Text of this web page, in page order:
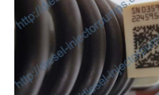
ポ
リ
シ